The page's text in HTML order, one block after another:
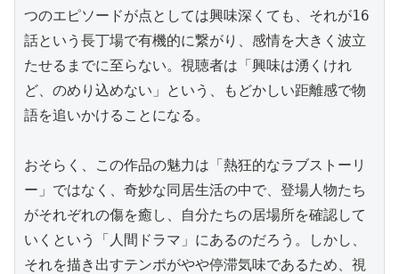
つのエピソードが点としては興味深くても、それが16
話という長丁場で有機的に繋がり、感情を大きく波立
たせるまでに至らない。視聴者は「興味は湧くけれ
ど、のめり込めない」という、もどかしい距離感で物
語を追いかけることになる。
おそらく、この作品の魅力は「熱狂的なラブストーリ
ー」ではなく、奇妙な同居生活の中で、登場人物たち
がそれぞれの傷を癒し、自分たちの居場所を確認して
いくという「人間ドラマ」にあるのだろう。しかし、
それを描き出すテンポがやや停滞気味であるため、視